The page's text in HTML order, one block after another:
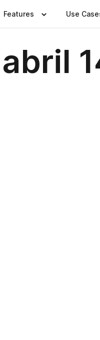
Features Use